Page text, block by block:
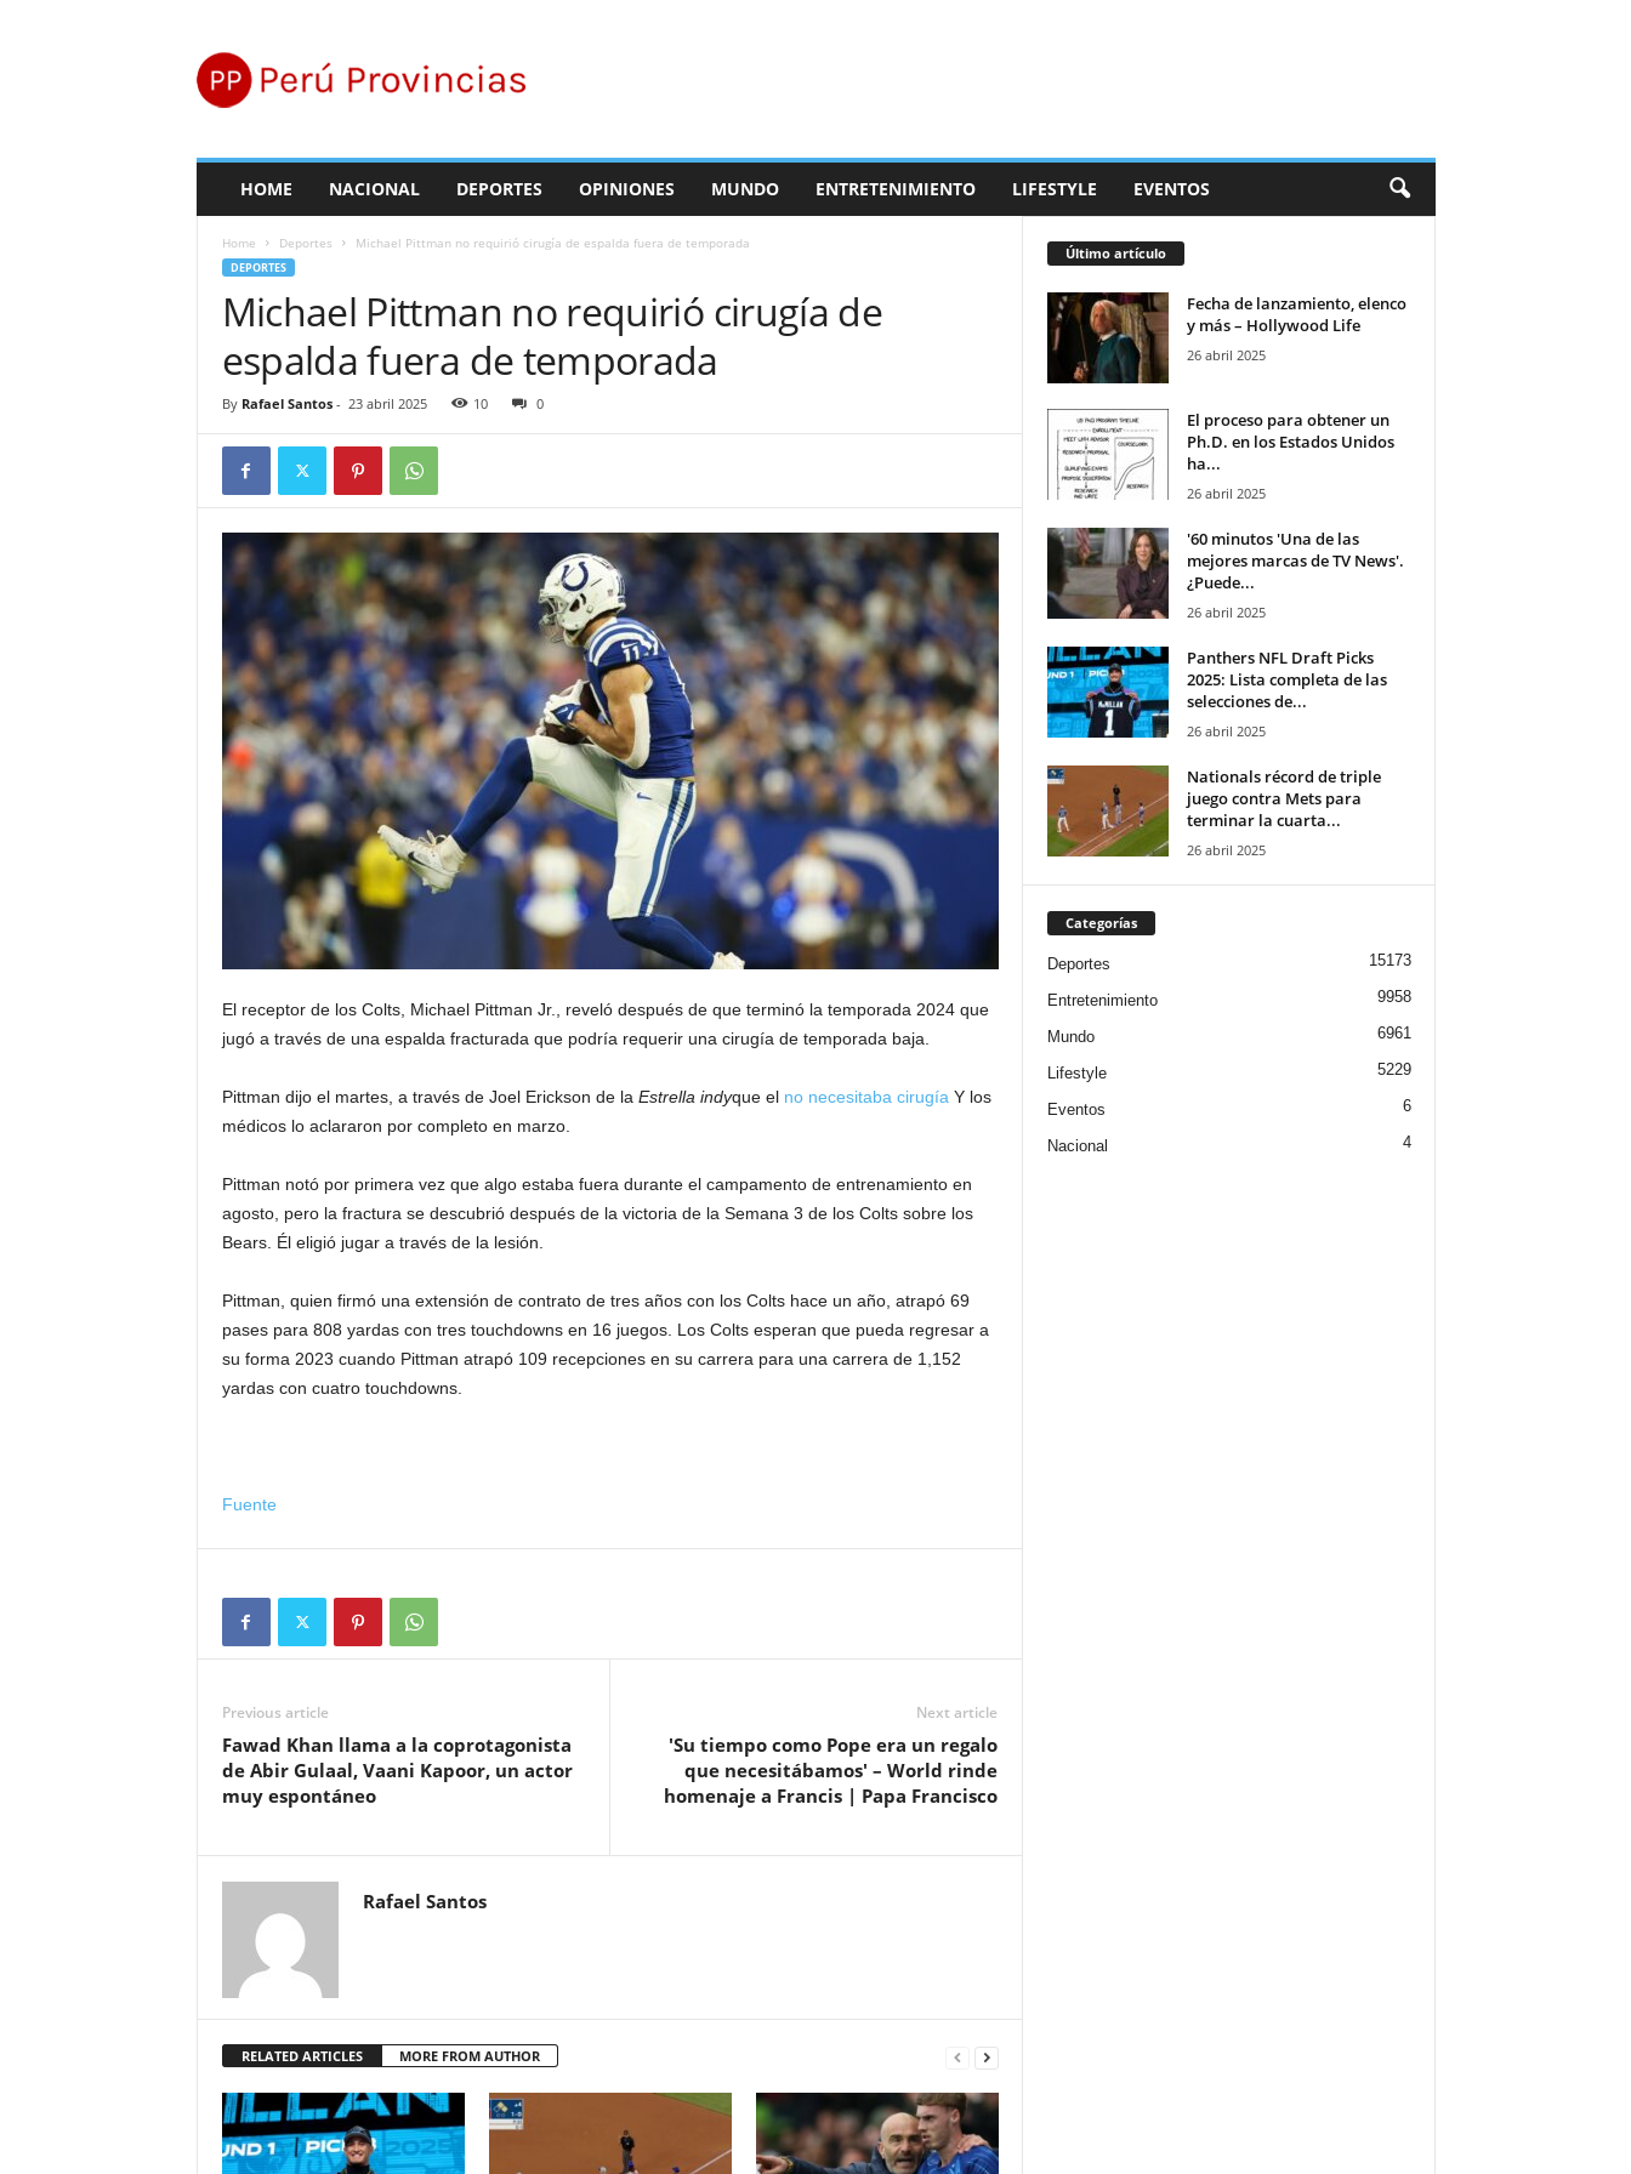
r
ú
HOME NACIONAL DEPORTES OPINIONES MUNDO ENTRETENIMIENTO LIFESTYLE EVENTOS
Home Deportes Michael Pittman no requirió cirugía de espalda fuera de temporada
DEPORTES
Michael Pittman no requirió cirugía de
espalda fuera de temporada
By Rafael Santos- 23 abril 2025 10 0
El receptor de los Colts, Michael Pittman Jr., reveló después de que terminó la temporada 2024 que
jugó a través de una espalda fracturada que podría requerir una cirugía de temporada baja.
Pittman dijo el martes, a través de Joel Erickson de la Estrella indyque el no necesitaba cirugía Y los
médicos lo aclararon por completo en marzo.
Pittman notó por primera vez que algo estaba fuera durante el campamento de entrenamiento en
agosto, pero la fractura se descubrió después de la victoria de la Semana 3 de los Colts sobre los
Bears. Él eligió jugar a través de la lesión.
Pittman, quien firmó una extensión de contrato de tres años con los Colts hace un año, atrapó 69
pases para 808 yardas con tres touchdowns en 16 juegos. Los Colts esperan que pueda regresar a
su forma 2023 cuando Pittman atrapó 109 recepciones en su carrera para una carrera de 1,152
yardas con cuatro touchdowns.
Fuente
Previous article
Fawad Khan llama a la coprotagonista
de Abir Gulaal, Vaani Kapoor, un actor
muy espontáneo
Next article
'Su tiempo como Pope era un regalo
que necesitábamos' – World rinde
homenaje a Francis | Papa Francisco
Rafael Santos
RELATED ARTICLES MORE FROM AUTHOR
Último artículo
Fecha de lanzamiento, elenco
y más – Hollywood Life
26 abril 2025
El proceso para obtener un
Ph.D. en los Estados Unidos
ha...
26 abril 2025
'60 minutos 'Una de las
mejores marcas de TV News'.
¿Puede...
26 abril 2025
Panthers NFL Draft Picks
2025: Lista completa de las
selecciones de...
26 abril 2025
Nationals récord de triple
juego contra Mets para
terminar la cuarta...
26 abril 2025
Categorías
Deportes 15173
Entretenimiento 9958
Mundo 6961
Lifestyle 5229
Eventos 6
Nacional 4